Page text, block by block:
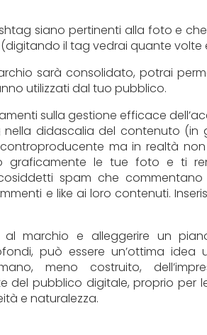
siano pertinenti alla foto e
il tag vedrai quante volte
sarà consolidato, potrai
utilizzati dal tuo pubblico.
sulla gestione efficace
nella didascalia del contenuto (in
ma in realtà
graficamente le tue foto e ti
spam che
e like ai loro contenuti.
al marchio e alleggerire un
può essere un’ottima idea
meno costruito,
del pubblico digitale, proprio per
e naturalezza.